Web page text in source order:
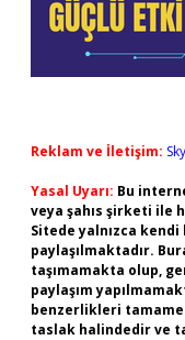
Reklam ve İletişim:
Yasal Uyarı: Bu
veya şahıs şirketi ile
Sitede yalnızca kendi
paylaşılmaktadır.
taşımamakta olup,
paylaşım
benzerlikleri
taslak halindedir ve